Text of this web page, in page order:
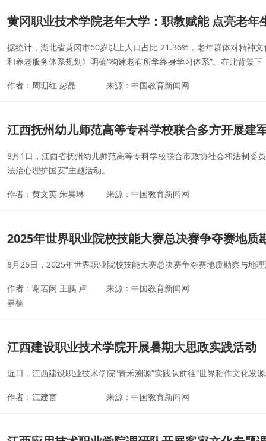
黄冈职业技术学院老年大学：职教赋能 点亮老年
据统计，湖北省黄冈市60岁以上人口占比 21.36%，老年群体对精神
和养老服务体系规划》明确“构建老有所学终身学习体系”。在此背景
作者：周珊红 彭晶 来源：中国教育新闻网
江西抚州幼儿师范高等专科学校联合多方开展建
8月1日，江西省抚州幼儿师范高等专科学校联合市政协社会和法制委
法治心理护国安”主题活动。
作者：黄文英 朱昊琳 来源：中国教育新闻网
2025年世界职业院校技能大赛总决赛争夺赛地
8月26日，2025年世界职业院校技能大赛总决赛争夺赛地质勘察与地
作者：谢若闲 王鹏 卢
嘉楠
来源：中国教育新闻网
江西建设职业技术学院开展暑期大思政实践活动
近日，江西建设职业技术学院“青禾溯源”实践队前往“世界稻作文化
作者：江建言 来源：中国教育新闻网